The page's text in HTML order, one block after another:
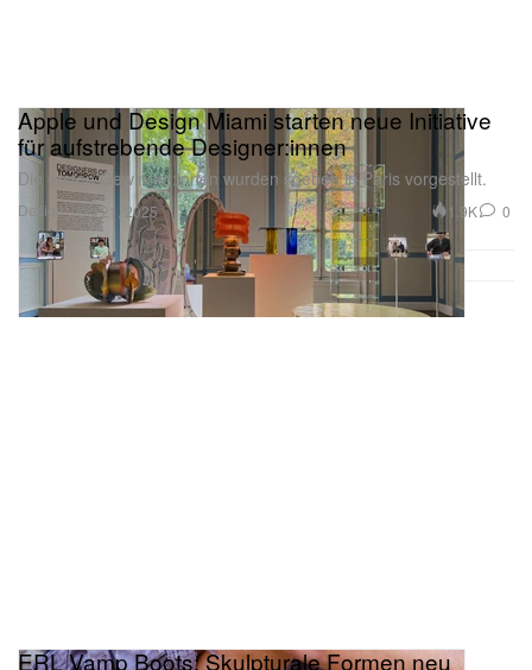
Design
Apple und Design Miami starten neue Initiative
für aufstrebende Designer:innen
Die ersten Gewinner:innen wurden soeben in Paris vorgestellt.
Oct 21, 2025 1.9K 0
ERL Vamp Boots: Skulpturale Formen neu